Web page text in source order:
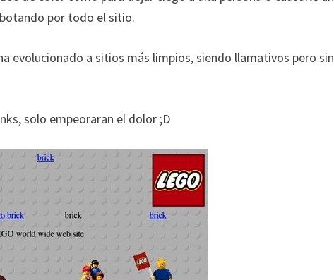
por todo el sitio.
evolucionado a sitios más limpios, siendo llamativos pero sin
solo empeoraran el dolor ;D